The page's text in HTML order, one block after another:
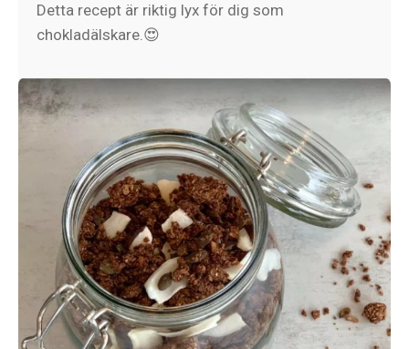
Detta recept är riktig lyx för dig som
chokladälskare.😍